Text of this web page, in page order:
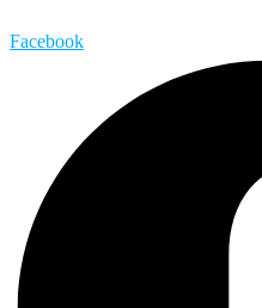
Facebook